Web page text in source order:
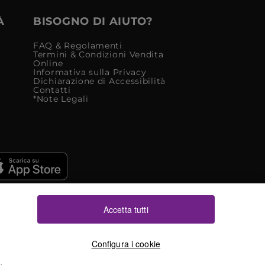
BISOGNO DI AIUTO?
FAQ & Regolamenti
Termini & Condizioni Vendita
Online
Informativa sulla Privacy
Dichiarazione di Accessibilità
Contatti
*Note Legali
Configura i cookie
Accetta tutti